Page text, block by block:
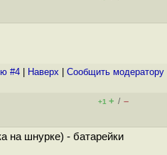
#4 Наверх Cообщить модератору
+1 + / –
на шнурке) - батарейки